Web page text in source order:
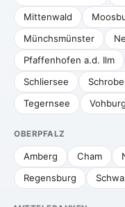
Mittenwald
Münchsmünster
Pfaffenhofen a.d. Ilm
Schliersee
Tegernsee
OBERPFALZ
Amberg Cham
Regensburg